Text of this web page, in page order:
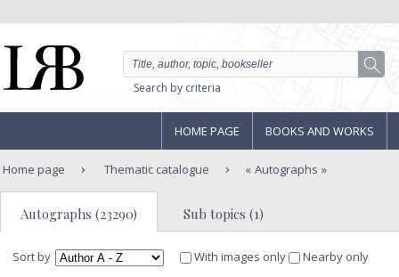
Search by criteria
HOME PAGE BOOKS AND WORKS
Home page Thematic catalogue Autographs
Autographs (23290) Sub topics (1)
Sort by With images only Nearby only